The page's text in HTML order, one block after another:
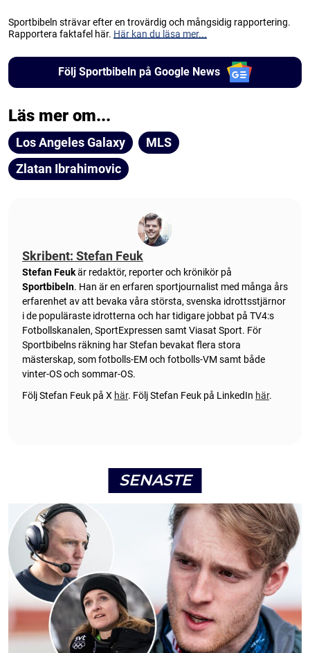
Sportbibeln strävar efter en trovärdig och mångsidig rapportering.
Rapportera faktafel här. Här kan du läsa mer...
Följ Sportbibeln på Google News
Läs mer om...
Los Angeles Galaxy
MLS
Zlatan Ibrahimovic
Skribent: Stefan Feuk
Stefan Feukär redaktör, reporter och krönikör på
Sportbibeln. Han är en erfaren sportjournalist med många års
erfarenhet av att bevaka våra största, svenska idrottsstjärnor
i de populäraste idrotterna och har tidigare jobbat på TV4:s
Fotbollskanalen, SportExpressen samt Viasat Sport. För
Sportbibelns räkning har Stefan bevakat flera stora
mästerskap, som fotbolls-EM och fotbolls-VM samt både
vinter-OS och sommar-OS.
Följ Stefan Feuk på X här. Följ Stefan Feuk på LinkedIn här.
SENASTE